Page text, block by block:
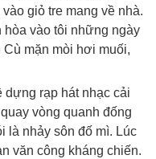
giỏ tre mang về nhà.
vào tôi những ngày
mặn mòi hơi muối,
dựng rạp hát nhạc cải
vòng quanh đống
là nhảy sôn đố mì. Lúc
văn công kháng chiến.